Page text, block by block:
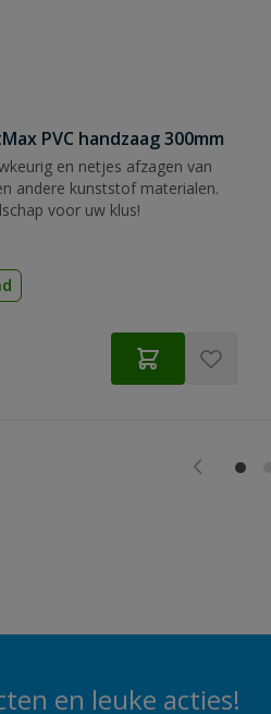
PVC handzaag 300mm
en netjes afzagen van
andere kunststof materialen.
voor uw klus!
en leuke acties!